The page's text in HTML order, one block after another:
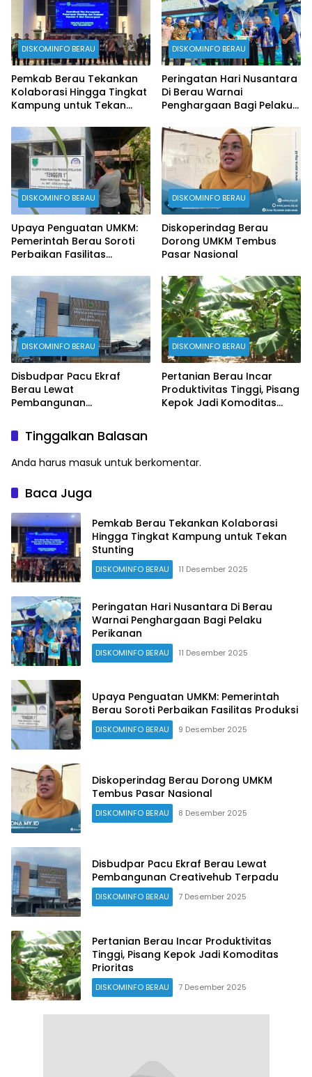
DISKOMINFO BERAU
Pemkab Berau Tekankan
Kolaborasi Hingga Tingkat
Kampung untuk Tekan
DISKOMINFO BERAU
Peringatan Hari Nusantara
Di Berau Warnai
Penghargaan Bagi Pelaku
DISKOMINFO BERAU
Upaya Penguatan UMKM:
Pemerintah Berau Soroti
Perbaikan Fasilitas
DISKOMINFO BERAU
Diskoperindag Berau
Dorong UMKM Tembus
Pasar Nasional
DISKOMINFO BERAU
Disbudpar Pacu Ekraf
Berau Lewat
Pembangunan
DISKOMINFO BERAU
Pertanian Berau Incar
Produktivitas Tinggi, Pisang
Kepok Jadi Komoditas
Tinggalkan Balasan
Anda harus masuk untuk berkomentar.
Baca Juga
Pemkab Berau Tekankan Kolaborasi
Hingga Tingkat Kampung untuk Tekan
Stunting
DISKOMINFO BERAU 11 Desember 2025
Peringatan Hari Nusantara Di Berau
Warnai Penghargaan Bagi Pelaku
Perikanan
DISKOMINFO BERAU 11 Desember 2025
Upaya Penguatan UMKM: Pemerintah
Berau Soroti Perbaikan Fasilitas Produksi
DISKOMINFO BERAU 9 Desember 2025
Diskoperindag Berau Dorong UMKM
Tembus Pasar Nasional
DISKOMINFO BERAU 8 Desember 2025
Disbudpar Pacu Ekraf Berau Lewat
Pembangunan Creativehub Terpadu
DISKOMINFO BERAU 7 Desember 2025
Pertanian Berau Incar Produktivitas
Tinggi, Pisang Kepok Jadi Komoditas
Prioritas
DISKOMINFO BERAU 7 Desember 2025